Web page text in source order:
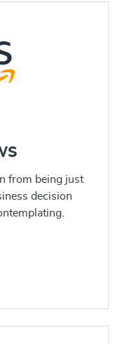
from being just
decision